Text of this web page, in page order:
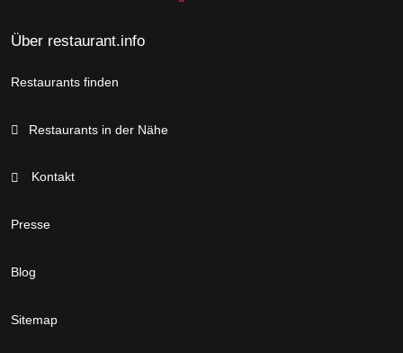
Über restaurant.info
Restaurants finden
Restaurants in der Nähe
Kontakt
Presse
Blog
Sitemap